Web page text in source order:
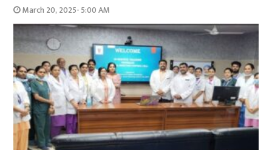
March 20, 2025- 5:00 AM